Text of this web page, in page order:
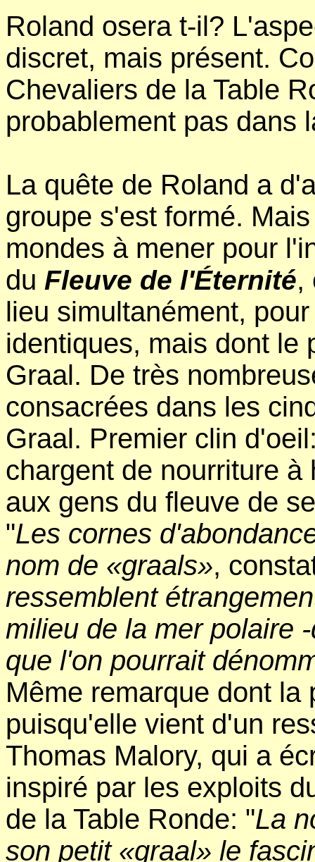
Roland osera t-il?
discret, mais présent.
Chevaliers de la Table
probablement pas dans
La quête de Roland a
groupe s'est formé.
mondes à mener pour
du Fleuve de l'Éternité,
lieu simultanément,
identiques, mais dont le
Graal. De très
consacrées dans les
Graal. Premier clin
chargent de nourriture
aux gens du fleuve de
"Les cornes
nom de «graals»,
ressemblent
milieu de la mer polaire
que l'on pourrait
Même remarque dont
puisqu'elle vient d'un
Thomas Malory, qui a
inspiré par les exploits
de la Table Ronde: "La
son petit «graal» le